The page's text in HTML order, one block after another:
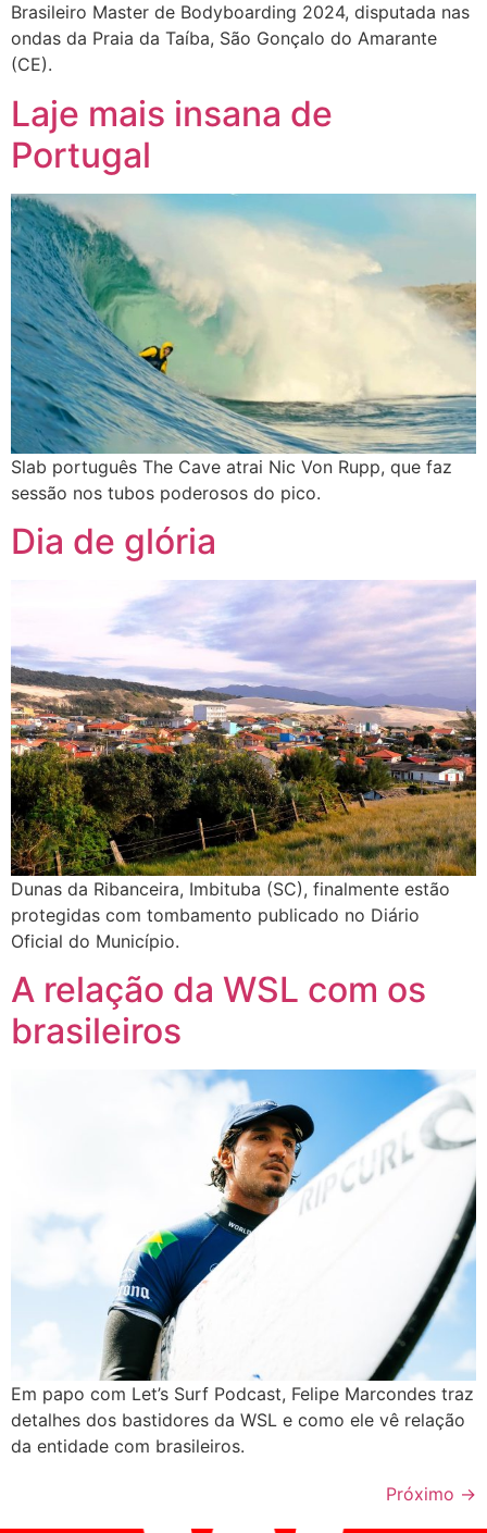
Brasileiro Master de Bodyboarding 2024, disputada nas
ondas da Praia da Taíba, São Gonçalo do Amarante
(CE).
Laje mais insana de
Portugal
Slab português The Cave atrai Nic Von Rupp, que faz
sessão nos tubos poderosos do pico.
Dia de glória
Dunas da Ribanceira, Imbituba (SC), finalmente estão
protegidas com tombamento publicado no Diário
Oficial do Município.
A relação da WSL com os
brasileiros
Em papo com Let’s Surf Podcast, Felipe Marcondes traz
detalhes dos bastidores da WSL e como ele vê relação
da entidade com brasileiros.
Próximo →